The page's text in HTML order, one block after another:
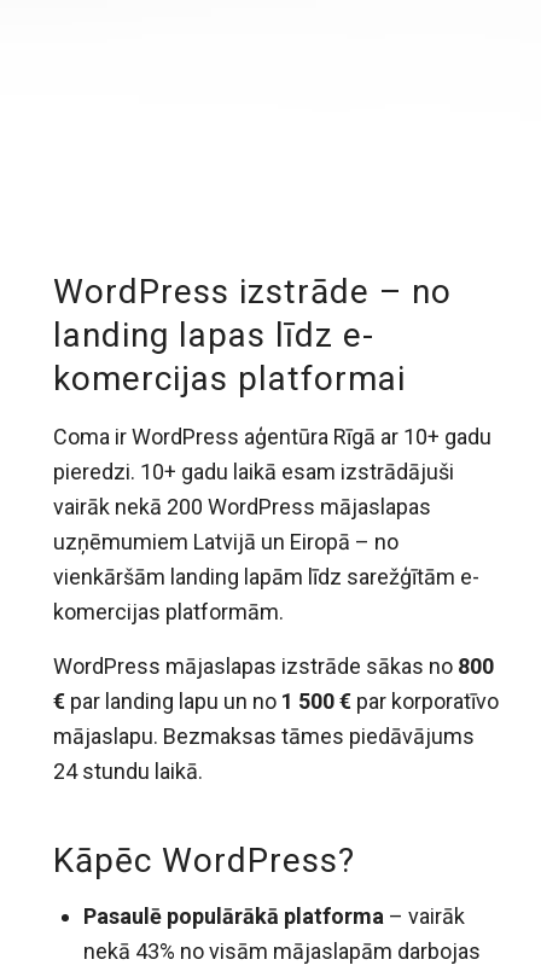
WordPress izstrāde – no
landing lapas līdz e-
komercijas platformai
Coma ir WordPress aģentūra Rīgā ar 10+ gadu
pieredzi. 10+ gadu laikā esam izstrādājuši
vairāk nekā 200 WordPress mājaslapas
uzņēmumiem Latvijā un Eiropā – no
vienkāršām landing lapām līdz sarežģītām e-
komercijas platformām.
WordPress mājaslapas izstrāde sākas no 800
€par landing lapu un no 1 500 €par korporatīvo
mājaslapu. Bezmaksas tāmes piedāvājums
24 stundu laikā.
Kāpēc WordPress?
Pasaulē populārākā platforma – vairāk
nekā 43% no visām mājaslapām darbojas